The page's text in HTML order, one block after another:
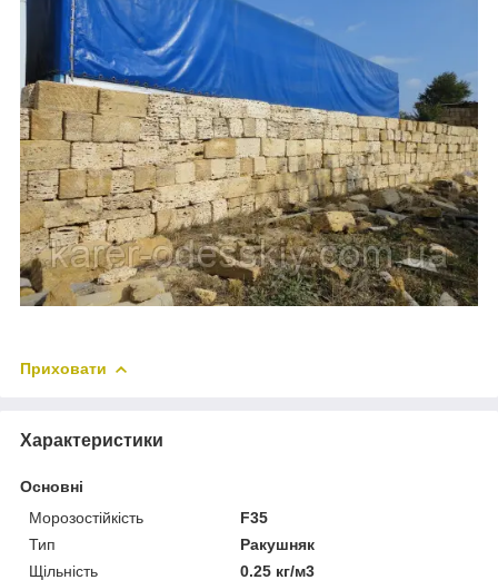
Приховати
Характеристики
Основні
Морозостійкість
F35
Тип
Ракушняк
Щільність
0.25 кг/м3